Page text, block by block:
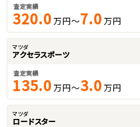
査定実績
320.0 万円～7.0 万円
マツダ
アクセラスポーツ
査定実績
135.0 万円～3.0 万円
マツダ
ロードスター